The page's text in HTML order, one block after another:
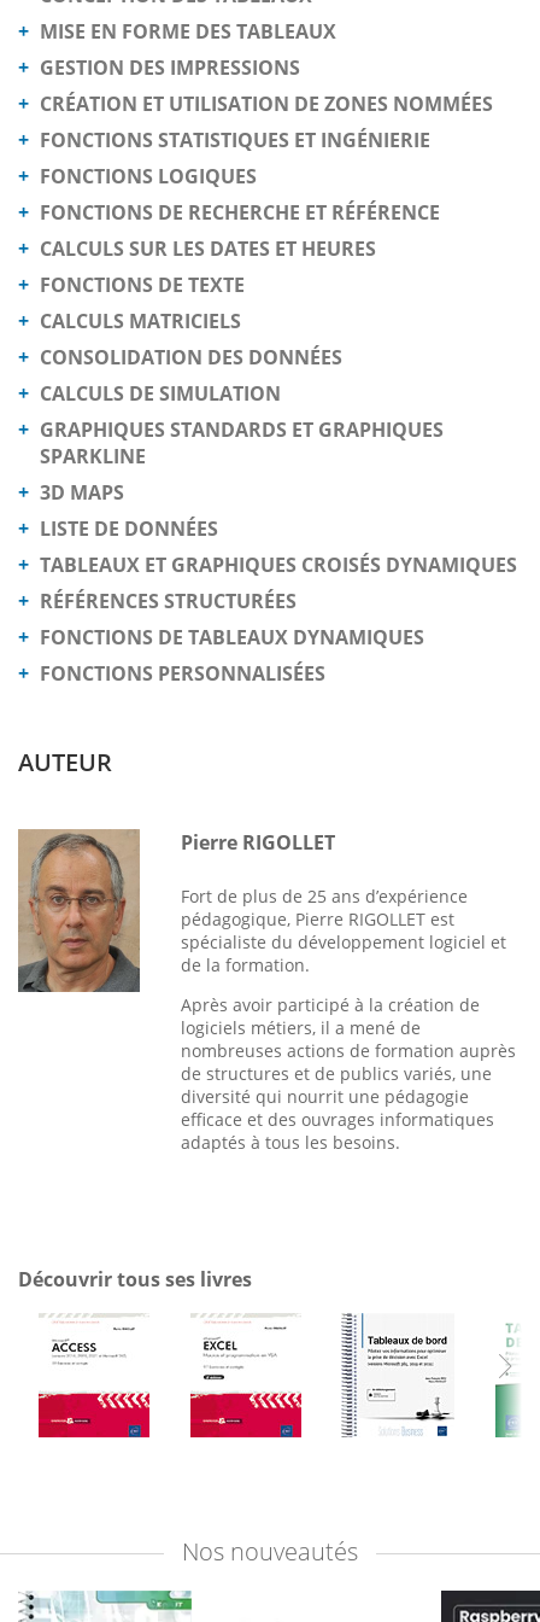
MISE EN FORME DES TABLEAUX
GESTION DES IMPRESSIONS
CRÉATION ET UTILISATION DE ZONES NOMMÉES
FONCTIONS STATISTIQUES ET INGÉNIERIE
FONCTIONS LOGIQUES
FONCTIONS DE RECHERCHE ET RÉFÉRENCE
CALCULS SUR LES DATES ET HEURES
FONCTIONS DE TEXTE
CALCULS MATRICIELS
CONSOLIDATION DES DONNÉES
CALCULS DE SIMULATION
GRAPHIQUES STANDARDS ET GRAPHIQUES
SPARKLINE
3D MAPS
LISTE DE DONNÉES
TABLEAUX ET GRAPHIQUES CROISÉS DYNAMIQUES
RÉFÉRENCES STRUCTURÉES
FONCTIONS DE TABLEAUX DYNAMIQUES
FONCTIONS PERSONNALISÉES
AUTEUR
Pierre RIGOLLET
Fort de plus de 25 ans d’expérience
pédagogique, Pierre RIGOLLET est
spécialiste du développement logiciel et
de la formation.
Après avoir participé à la création de
logiciels métiers, il a mené de
nombreuses actions de formation auprès
de structures et de publics variés, une
diversité qui nourrit une pédagogie
efficace et des ouvrages informatiques
adaptés à tous les besoins.
Découvrir tous ses livres
Nos nouveautés